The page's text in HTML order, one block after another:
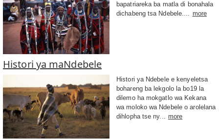
bapatriareka ba matla di bonahala
dichabeng tsa Ndebele.... more
Histori ya maNdebele
Histori ya Ndebele e kenyeletsa
bohareng ba lekgolo la bo19 la
dilemo ha mokgatlo wa Kekana
wa moloko wa Ndebele o arolelana
dihlopha tse ny... more